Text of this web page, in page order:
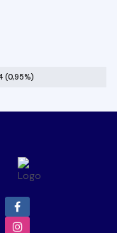
(0,95%)